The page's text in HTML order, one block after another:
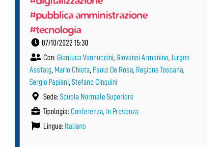
#pubblica amministrazione
#tecnologia
07/10/2022 15:30
Con: Gianluca Vannuccini, Giovanni Armanino, Jurgen
Assfalg, Mario Chiota, Paolo De Rosa, Regione Toscana,
Sergio Papiani, Stefano Cinquini
Sede: Scuola Normale Superiore
Tipologia: Conferenza, In Presenza
Lingua: Italiano